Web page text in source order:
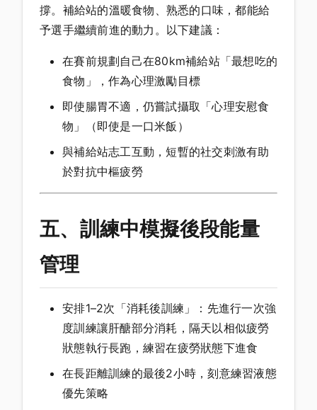
撐。補給站的溫暖食物、熟悉的口味，都能給
予選手繼續前進的動力。以下建議：
在賽前規劃自己在80km補給站「最想吃的
食物」，作為心理激勵目標
即使腸胃不適，仍嘗試攝取「心理安慰食
物」（即使是一口米飯）
與補給站志工互動，短暫的社交刺激有助
於對抗中樞疲勞
五、訓練中模擬後段能量
管理
安排1–2次「消耗後訓練」：先進行一次強
度訓練讓肝醣部分消耗，隔天以相似疲勞
狀態執行長跑，練習在疲勞狀態下進食
在長距離訓練的最後2小時，刻意練習液態
優先策略